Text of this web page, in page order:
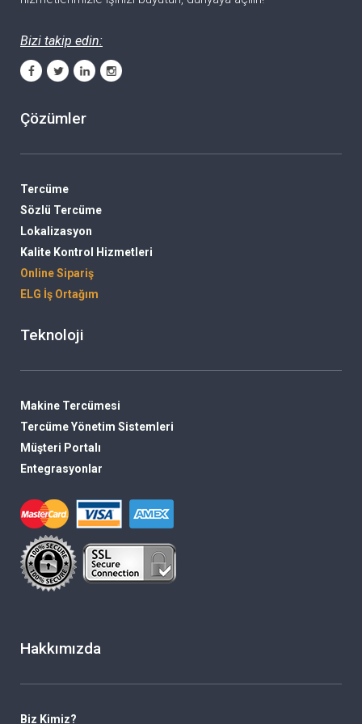
Bizi takip edin:
Çözümler
Tercüme
Sözlü Tercüme
Lokalizasyon
Kalite Kontrol Hizmetleri
Online Sipariş
ELG İş Ortağım
Teknoloji
Makine Tercümesi
Tercüme Yönetim Sistemleri
Müşteri Portalı
Entegrasyonlar
Hakkımızda
Biz Kimiz?